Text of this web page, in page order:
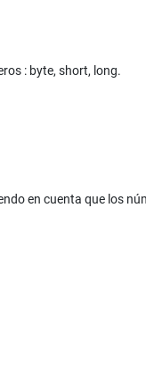
: byte, short, long.
en cuenta que los